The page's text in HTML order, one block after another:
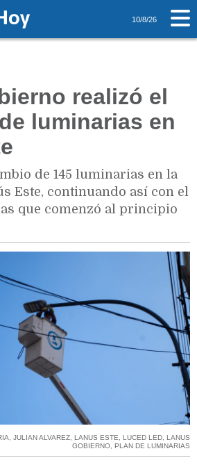
10/8/26
realizó el
luminarias en
de 145 luminarias en la
Este, continuando así con el
que comenzó al principio
, JULIAN ALVAREZ, LANUS ESTE, LUCED LED, LANUS
GOBIERNO, PLAN DE LUMINARIAS